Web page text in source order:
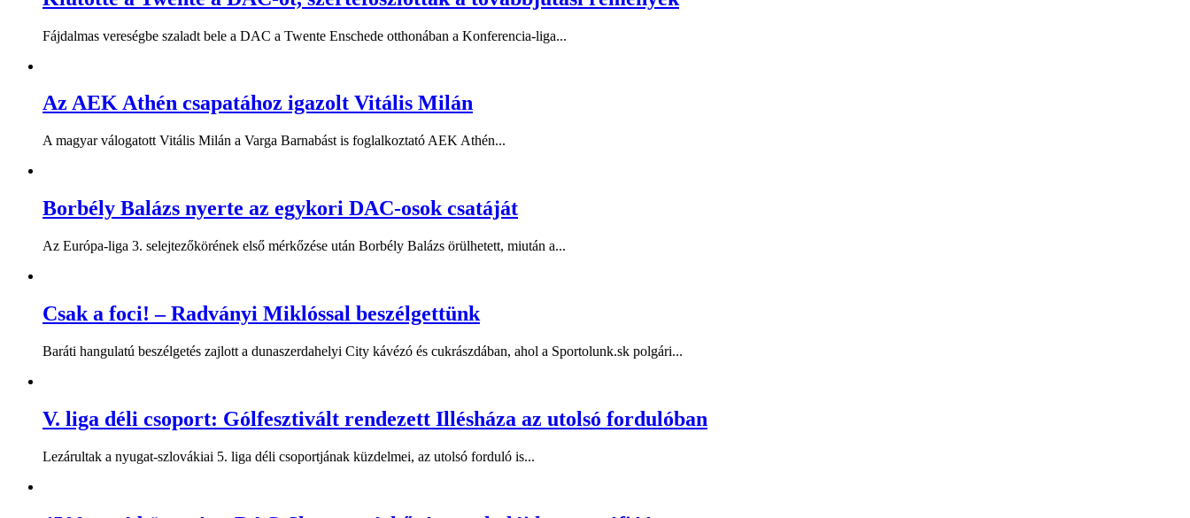
Fájdalmas vereségbe szaladt bele a DAC a Twente Enschede otthonában a Konferencia-liga...
Az AEK Athén csapatához igazolt Vitális Milán
A magyar válogatott Vitális Milán a Varga Barnabást is foglalkoztató AEK Athén...
Borbély Balázs nyerte az egykori DAC-osok csatáját
Az Európa-liga 3. selejtezőkörének első mérkőzése után Borbély Balázs örülhetett, miután a...
Csak a foci! – Radványi Miklóssal beszélgettünk
Baráti hangulatú beszélgetés zajlott a dunaszerdahelyi City kávézó és cukrászdában, ahol a Sportolunk.sk polgári...
V. liga déli csoport: Gólfesztivált rendezett Illésháza az utolsó fordulóban
Lezárultak a nyugat-szlovákiai 5. liga déli csoportjának küzdelmei, az utolsó forduló is...